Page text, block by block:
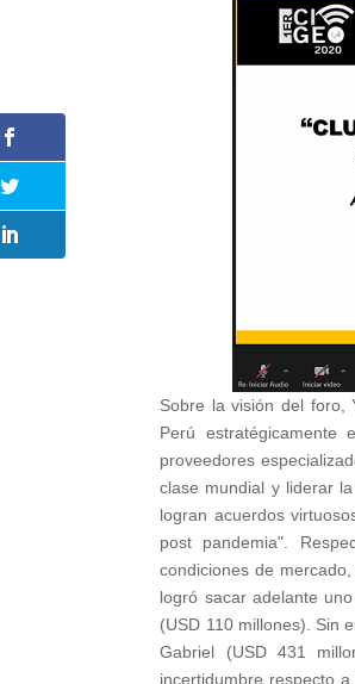
Sobre la visión del foro,
Perú estratégicamente
proveedores
clase mundial y liderar
logran acuerdos
post pandemia".
condiciones de
logró sacar adelante
(USD 110 millones). Sin
Gabriel (USD 431
incertidumbre respecto